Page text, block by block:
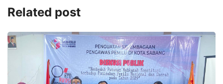
Related post